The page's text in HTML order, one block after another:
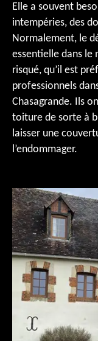
Elle a souvent
intempéries, des
Normalement, le
essentielle dans le
risqué, qu’il est
professionnels
Chasagrande. Ils
toiture de sorte à
laisser une
l’endommager.